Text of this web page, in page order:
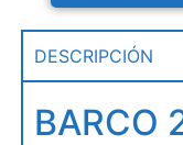
DESCRIPCIÓN
BARCO